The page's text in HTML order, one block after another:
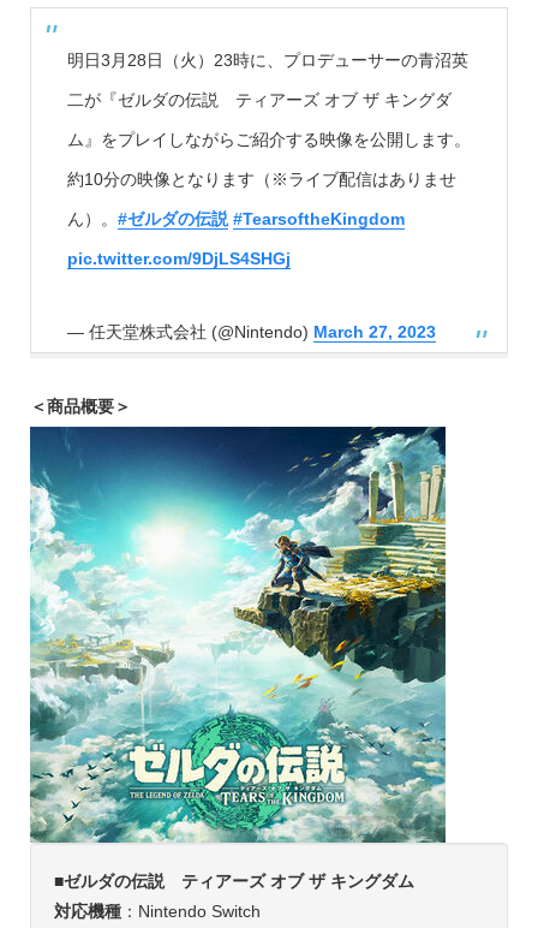
明日3月28日（火）23時に、プロデューサーの青沼英
二が『ゼルダの伝説 ティアーズ オブ ザ キングダ
ム』をプレイしながらご紹介する映像を公開します。
約10分の映像となります（※ライブ配信はありませ
ん）。 #ゼルダの伝説 #TearsoftheKingdom
pic.twitter.com/9DjLS4SHGj
— 任天堂株式会社 (@Nintendo) March 27, 2023
＜商品概要＞
■ゼルダの伝説 ティアーズ オブ ザ キングダム
対応機種：Nintendo Switch